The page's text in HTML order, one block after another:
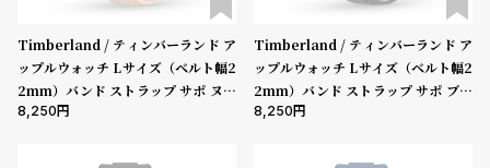
Timberland / ティンバーランド ア
ップルウォッチ Lサイズ（ベルト幅2
2mm）バンド ストラップ サポ ヌー
ド ファブリック ［対応ケース：44m
8,250
Timberland / ティンバーランド ア
ップルウォッチ Lサイズ（ベルト幅2
2mm）バンド ストラップ サポ ブラ
ック ファブリック ［対応ケース：44
8,250